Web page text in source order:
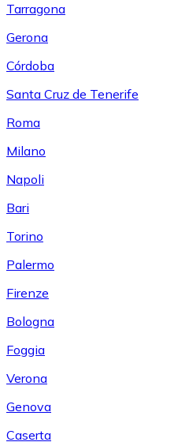
Tarragona
Gerona
Córdoba
Santa Cruz de Tenerife
Roma
Milano
Napoli
Bari
Torino
Palermo
Firenze
Bologna
Foggia
Verona
Genova
Caserta